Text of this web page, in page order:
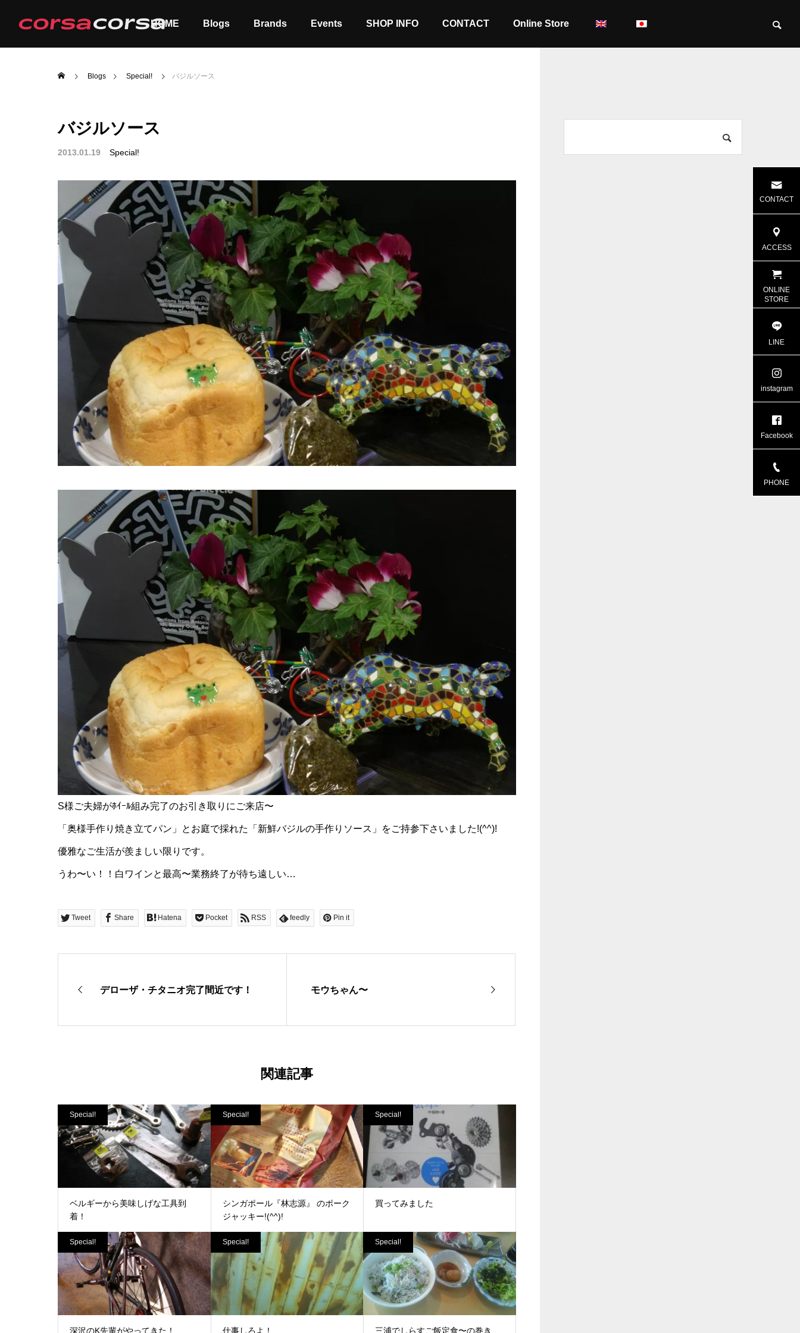
HOME Blogs Brands Events SHOP INFO CONTACT Online Store
ALL
Blogs Special! バジルソース
バジルソース
2013.01.19 Special!
S様ご夫婦がﾎｲｰﾙ組み完了のお引き取りにご来店〜
「奥様手作り焼き立てパン」とお庭で採れた「新鮮バジルの手作りソース」をご持参下さいました!(^^)!
優雅なご生活が羨ましい限りです。
うわ〜い！！白ワインと最高〜業務終了が待ち遠しい…
Tweet Share Hatena Pocket RSS feedly Pin it
デローザ・チタニオ完了間近です！ モウちゃん〜
関連記事
Special!
ベルギーから美味しげな工具到
着！
Special!
シンガポール『林志源』 のポーク
ジャッキー!(^^)!
Special!
買ってみました
Special!
深沢のK先輩がやってきた！
Special!
仕事しろよ！
Special!
三浦でしらすご飯定食〜の巻き
CONTACT
ACCESS
ONLINE
STORE
LINE
instagram
Facebook
PHONE